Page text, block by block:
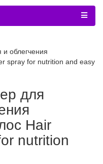
облегчения
spray for nutrition and easy
для
Hair
nutrition